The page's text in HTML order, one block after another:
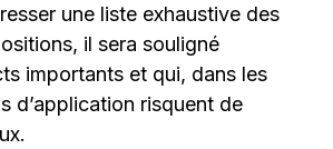
une liste exhaustive des
il sera souligné
importants et qui, dans les
d’application risquent de